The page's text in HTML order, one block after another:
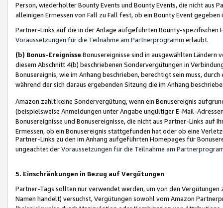
Person, wiederholter Bounty Events und Bounty Events, die nicht
alleinigen Ermessen von Fall zu Fall fest, ob ein Bounty Event
Partner-Links auf die in der Anlage aufgeführten Bounty-spezifischen
Voraussetzungen für die Teilnahme am Partnerprogramm erlaubt.
(b) Bonus-Ereignisse Bonusereignisse sind in ausgewählten Ländern
diesem Abschnitt 4(b) beschriebenen Sondervergütungen in
Bonusereignis, wie im Anhang beschrieben, berechtigt sein muss,
während der sich daraus ergebenden Sitzung die im Anhang
Amazon zahlt keine Sondervergütung, wenn ein Bonusereignis
(beispielsweise Anmeldungen unter Angabe ungültiger E-Mail-
Bonusereignisse und Bonusereignisse, die nicht aus Partner-Links auf
Ermessen, ob ein Bonusereignis stattgefunden hat oder ob eine
Partner-Links zu den im Anhang aufgeführten Homepages für
ungeachtet derVoraussetzungen für die Teilnahme am
5. Einschränkungen in Bezug auf Vergütungen
Partner-Tags sollten nur verwendet werden, um von den
Namen handelt) versuchst, Vergütungen sowohl vom Amazon